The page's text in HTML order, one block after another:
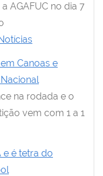
AGAFUC no dia 7
Canoas e
na rodada e o
vem com 1 a 1
e é tetra do